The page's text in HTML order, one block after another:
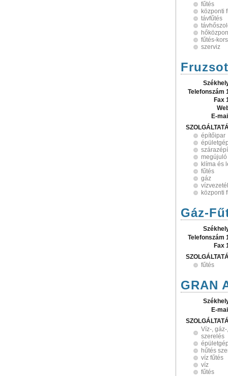
fűtés
központi
távfűtés
fűtés-
szerviz
Telefonszám
Fax
E-
építőipar
klíma és
fűtés
gáz
központi
Gáz-
Telefonszám
Fax
fűtés
GRAN
E-
Víz-,
szerelés
hűtés
víz fűtés
víz
fűtés